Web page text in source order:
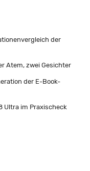
der
Atem, zwei Gesichter
der E-Book-
Ultra im Praxischeck